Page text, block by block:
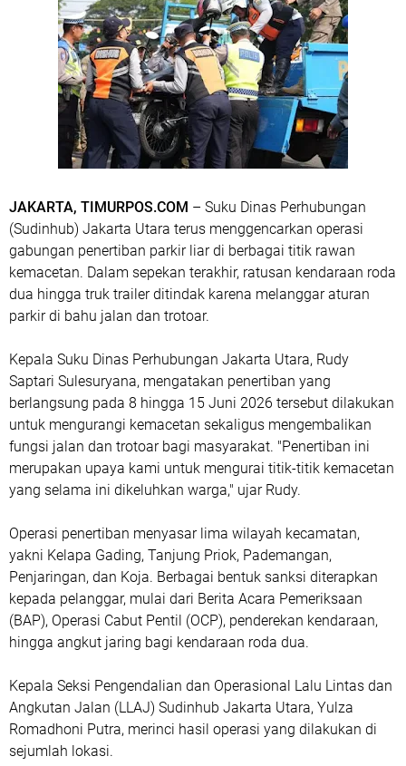
JAKARTA, TIMURPOS.COM – Suku Dinas Perhubungan
(Sudinhub) Jakarta Utara terus menggencarkan operasi
gabungan penertiban parkir liar di berbagai titik rawan
kemacetan. Dalam sepekan terakhir, ratusan kendaraan roda
dua hingga truk trailer ditindak karena melanggar aturan
parkir di bahu jalan dan trotoar.
Kepala Suku Dinas Perhubungan Jakarta Utara, Rudy
Saptari Sulesuryana, mengatakan penertiban yang
berlangsung pada 8 hingga 15 Juni 2026 tersebut dilakukan
untuk mengurangi kemacetan sekaligus mengembalikan
fungsi jalan dan trotoar bagi masyarakat. "Penertiban ini
merupakan upaya kami untuk mengurai titik-titik kemacetan
yang selama ini dikeluhkan warga," ujar Rudy.
Operasi penertiban menyasar lima wilayah kecamatan,
yakni Kelapa Gading, Tanjung Priok, Pademangan,
Penjaringan, dan Koja. Berbagai bentuk sanksi diterapkan
kepada pelanggar, mulai dari Berita Acara Pemeriksaan
(BAP), Operasi Cabut Pentil (OCP), penderekan kendaraan,
hingga angkut jaring bagi kendaraan roda dua.
Kepala Seksi Pengendalian dan Operasional Lalu Lintas dan
Angkutan Jalan (LLAJ) Sudinhub Jakarta Utara, Yulza
Romadhoni Putra, merinci hasil operasi yang dilakukan di
sejumlah lokasi.